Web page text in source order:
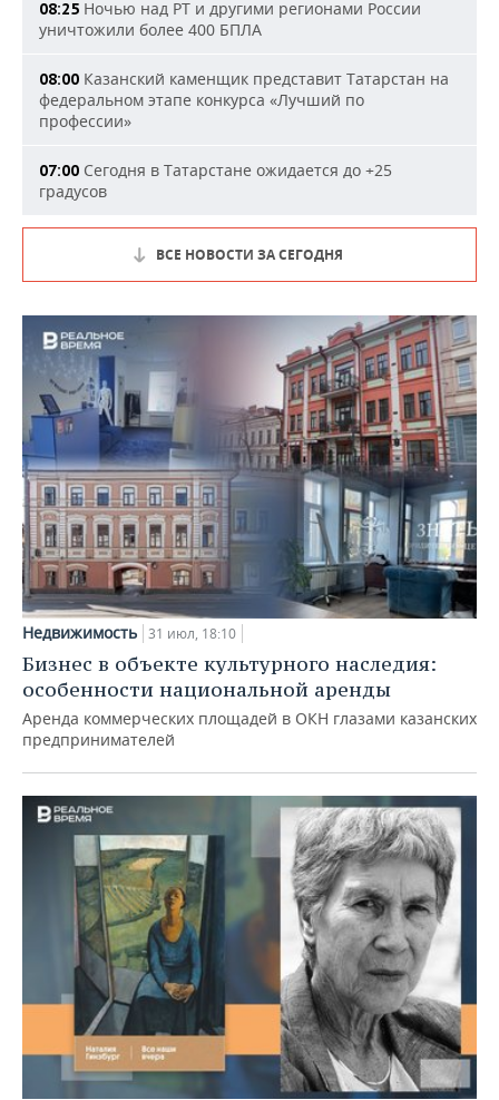
08:25 Ночью над РТ и другими регионами России
уничтожили более 400 БПЛА
08:00 Казанский каменщик представит Татарстан на
федеральном этапе конкурса «Лучший по
профессии»
07:00 Сегодня в Татарстане ожидается до +25
градусов
ВСЕ НОВОСТИ ЗА СЕГОДНЯ
Недвижимость 31 июл, 18:10
Бизнес в объекте культурного наследия:
особенности национальной аренды
Аренда коммерческих площадей в ОКН глазами казанских
предпринимателей